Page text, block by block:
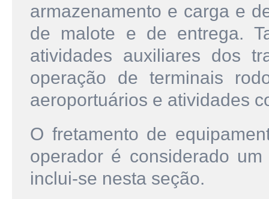
armazenamento e carga e
de malote e de entrega.
atividades auxiliares dos
operação de terminais
aeroportuários e atividades
O fretamento de
operador é considerado
inclui-se nesta seção.